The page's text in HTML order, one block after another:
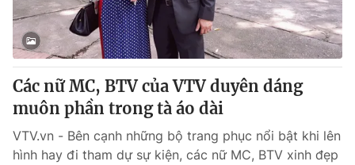
Các nữ MC, BTV của VTV duyên dáng
muôn phần trong tà áo dài
VTV.vn - Bên cạnh những bộ trang phục nổi bật khi lên
hình hay đi tham dự sự kiện, các nữ MC, BTV xinh đẹp